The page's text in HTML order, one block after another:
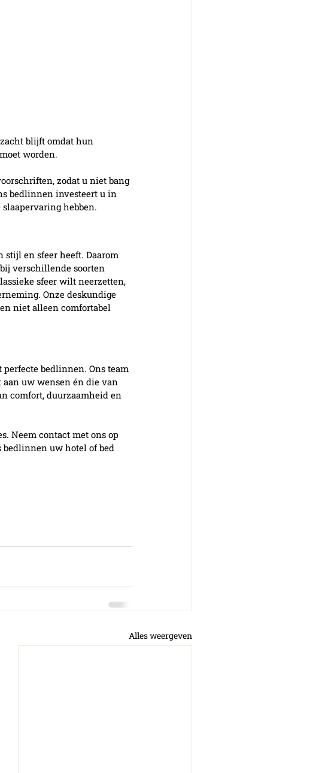
blijft omdat hun
worden.
zodat u niet bang
bedlinnen investeert u in
hebben.
stijl en sfeer heeft. Daarom
verschillende soorten
sfeer wilt neerzetten,
Onze deskundige
niet alleen comfortabel
bedlinnen. Ons team
uw wensen én die van
comfort, duurzaamheid en
Neem contact met ons op
bedlinnen uw hotel of bed
Alles weergeven